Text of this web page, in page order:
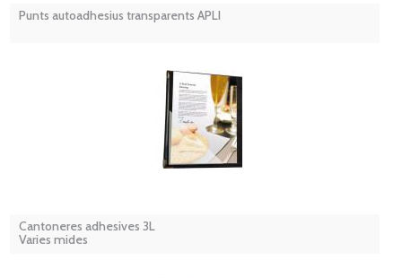
Punts autoadhesius transparents APLI
Cantoneres adhesives 3L
Varies mides